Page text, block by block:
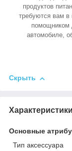
продуктов
требуются вам в
помощником
автомобиле,
Скрыть
Характеристики
Основные
Тип аксессуара